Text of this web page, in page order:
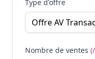
Type d'offre
Nombre de ventes